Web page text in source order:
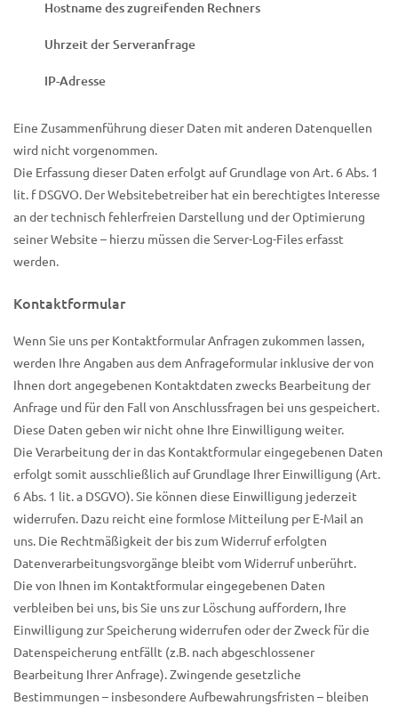
Hostname des zugreifenden Rechners
Uhrzeit der Serveranfrage
IP-Adresse
Eine Zusammenführung dieser Daten mit anderen Datenquellen
wird nicht vorgenommen.
Die Erfassung dieser Daten erfolgt auf Grundlage von Art. 6 Abs. 1
lit. f DSGVO. Der Websitebetreiber hat ein berechtigtes Interesse
an der technisch fehlerfreien Darstellung und der Optimierung
seiner Website – hierzu müssen die Server-Log-Files erfasst
werden.
Kontaktformular
Wenn Sie uns per Kontaktformular Anfragen zukommen lassen,
werden Ihre Angaben aus dem Anfrageformular inklusive der von
Ihnen dort angegebenen Kontaktdaten zwecks Bearbeitung der
Anfrage und für den Fall von Anschlussfragen bei uns gespeichert.
Diese Daten geben wir nicht ohne Ihre Einwilligung weiter.
Die Verarbeitung der in das Kontaktformular eingegebenen Daten
erfolgt somit ausschließlich auf Grundlage Ihrer Einwilligung (Art.
6 Abs. 1 lit. a DSGVO). Sie können diese Einwilligung jederzeit
widerrufen. Dazu reicht eine formlose Mitteilung per E-Mail an
uns. Die Rechtmäßigkeit der bis zum Widerruf erfolgten
Datenverarbeitungsvorgänge bleibt vom Widerruf unberührt.
Die von Ihnen im Kontaktformular eingegebenen Daten
verbleiben bei uns, bis Sie uns zur Löschung auffordern, Ihre
Einwilligung zur Speicherung widerrufen oder der Zweck für die
Datenspeicherung entfällt (z.B. nach abgeschlossener
Bearbeitung Ihrer Anfrage). Zwingende gesetzliche
Bestimmungen – insbesondere Aufbewahrungsfristen – bleiben